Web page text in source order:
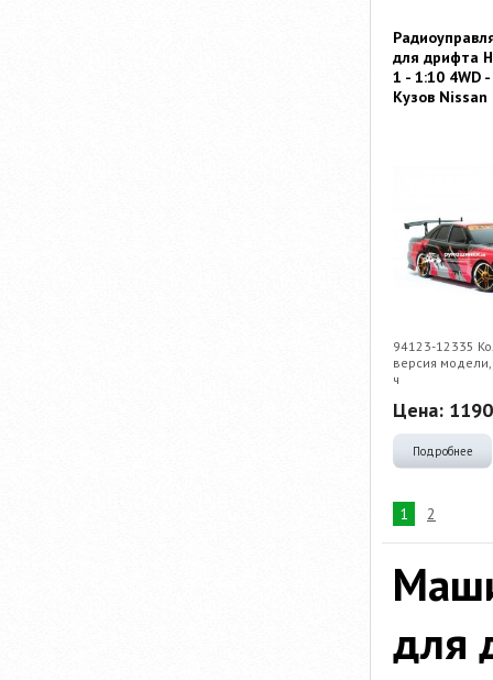
для дрифта
1 - 1:10 4WD
Кузов Nissan
94123-12335
версия
ч
Цена:
Подробнее
1 2
для